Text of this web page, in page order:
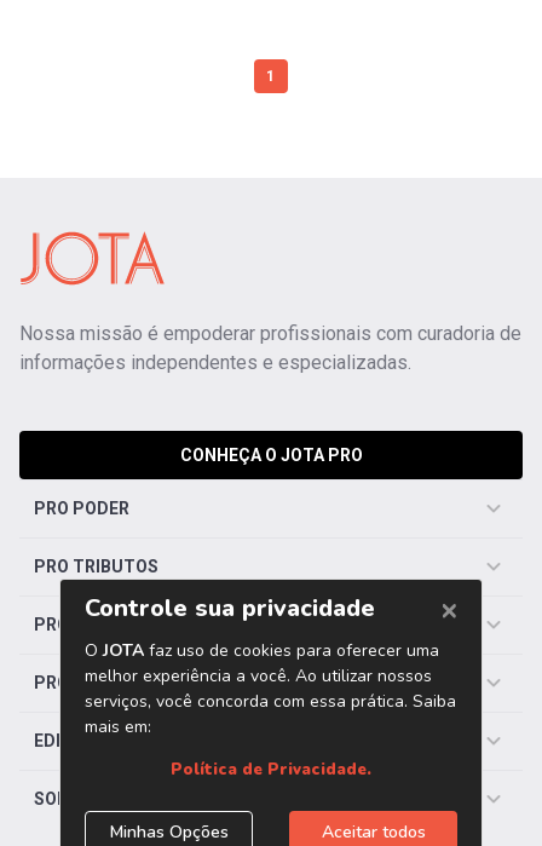
1
Nossa missão é empoderar profissionais com curadoria de
informações independentes e especializadas.
CONHEÇA O JOTA PRO
PRO PODER
PRO TRIBUTOS
PRO TRABALHISTA
PRO SAÚDE
EDITORIAS
SOBRE O JOTA